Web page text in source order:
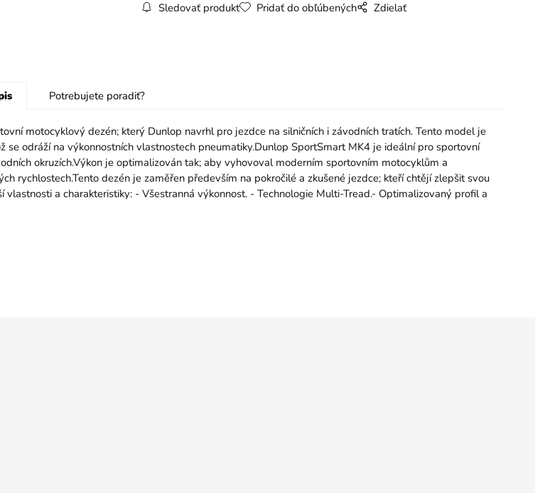
Sledovať produkt Pridať do obľúbených Zdielať
Potrebujete poradiť?
motocyklový dezén; který Dunlop navrhl pro jezdce na silničních i závodních tratích. Tento model je
odráží na výkonnostních vlastnostech pneumatiky.Dunlop SportSmart MK4 je ideální pro sportovní
okruzích.Výkon je optimalizován tak; aby vyhovoval moderním sportovním motocyklům a
rychlostech.Tento dezén je zaměřen především na pokročilé a zkušené jezdce; kteří chtějí zlepšit svou
a charakteristiky: - Všestranná výkonnost. - Technologie Multi-Tread.- Optimalizovaný profil a